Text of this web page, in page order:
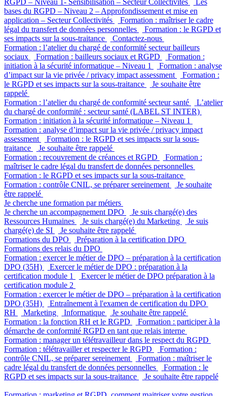
RGPD – Niveau 1- Sensibilisation – Secteur Collectivités
Les
bases du RGPD – Niveau 2 – Approfondissement et mise en
application – Secteur Collectivités
Formation : maîtriser le cadre
légal du transfert de données personnelles
Formation : le RGPD et
ses impacts sur la sous-traitance
Contactez-nous
Formation : l’atelier du chargé de conformité secteur bailleurs
sociaux
Formation : bailleurs sociaux et RGPD
Formation :
initiation à la sécurité informatique – Niveau 1
Formation : analyse
d’impact sur la vie privée / privacy impact assessment
Formation :
le RGPD et ses impacts sur la sous-traitance
Je souhaite être
rappelé
Formation : l’atelier du chargé de conformité secteur santé
L’atelier
du chargé de conformité : secteur santé (LABEL ST INTER)
Formation : initiation à la sécurité informatique – Niveau 1
Formation : analyse d’impact sur la vie privée / privacy impact
assessment
Formation : le RGPD et ses impacts sur la sous-
traitance
Je souhaite être rappelé
Formation : recouvrement de créances et RGPD
Formation :
maîtriser le cadre légal du transfert de données personnelles
Formation : le RGPD et ses impacts sur la sous-traitance
Formation : contrôle CNIL, se préparer sereinement
Je souhaite
être rappelé
Je cherche une formation par métiers
Je cherche un accompagnement DPO
Je suis chargé(e) des
Ressources Humaines
Je suis chargé(e) du Marketing
Je suis
chargé(e) de SI
Je souhaite être rappelé
Formations du DPO
Préparation à la certification DPO
Formations des relais du DPO
Formation : exercer le métier de DPO – préparation à la certification
DPO (35H)
Exercer le métier de DPO : préparation à la
certification module 1
Exercer le métier de DPO préparation à la
certification module 2
Formation : exercer le métier de DPO – préparation à la certification
DPO (35H)
Entraînement à l'examen de certification du DPO
RH
Marketing Informatique
Je souhaite être rappelé
Formation : la fonction RH et le RGPD
Formation : participer à la
démarche de conformité RGPD en tant que relais interne
Formation : manager un télétravailleur dans le respect du RGPD
Formation : télétravailler et respecter le RGPD
Formation :
contrôle CNIL, se préparer sereinement
Formation : maîtriser le
cadre légal du transfert de données personnelles
Formation : le
RGPD et ses impacts sur la sous-traitance
Je souhaite être rappelé